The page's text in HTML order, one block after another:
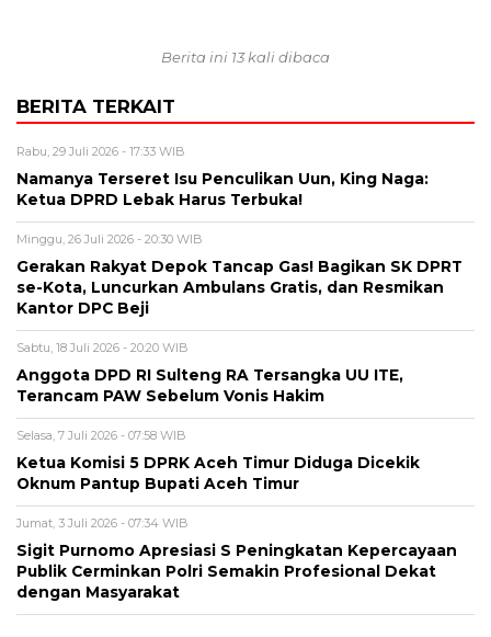
Berita ini 13 kali dibaca
BERITA TERKAIT
Rabu, 29 Juli 2026 - 17:33 WIB
Namanya Terseret Isu Penculikan Uun, King Naga:
Ketua DPRD Lebak Harus Terbuka!
Minggu, 26 Juli 2026 - 20:30 WIB
Gerakan Rakyat Depok Tancap Gas! Bagikan SK DPRT
se-Kota, Luncurkan Ambulans Gratis, dan Resmikan
Kantor DPC Beji
Sabtu, 18 Juli 2026 - 20:20 WIB
Anggota DPD RI Sulteng RA Tersangka UU ITE,
Terancam PAW Sebelum Vonis Hakim
Selasa, 7 Juli 2026 - 07:58 WIB
Ketua Komisi 5 DPRK Aceh Timur Diduga Dicekik
Oknum Pantup Bupati Aceh Timur
Jumat, 3 Juli 2026 - 07:34 WIB
Sigit Purnomo Apresiasi S Peningkatan Kepercayaan
Publik Cerminkan Polri Semakin Profesional Dekat
dengan Masyarakat